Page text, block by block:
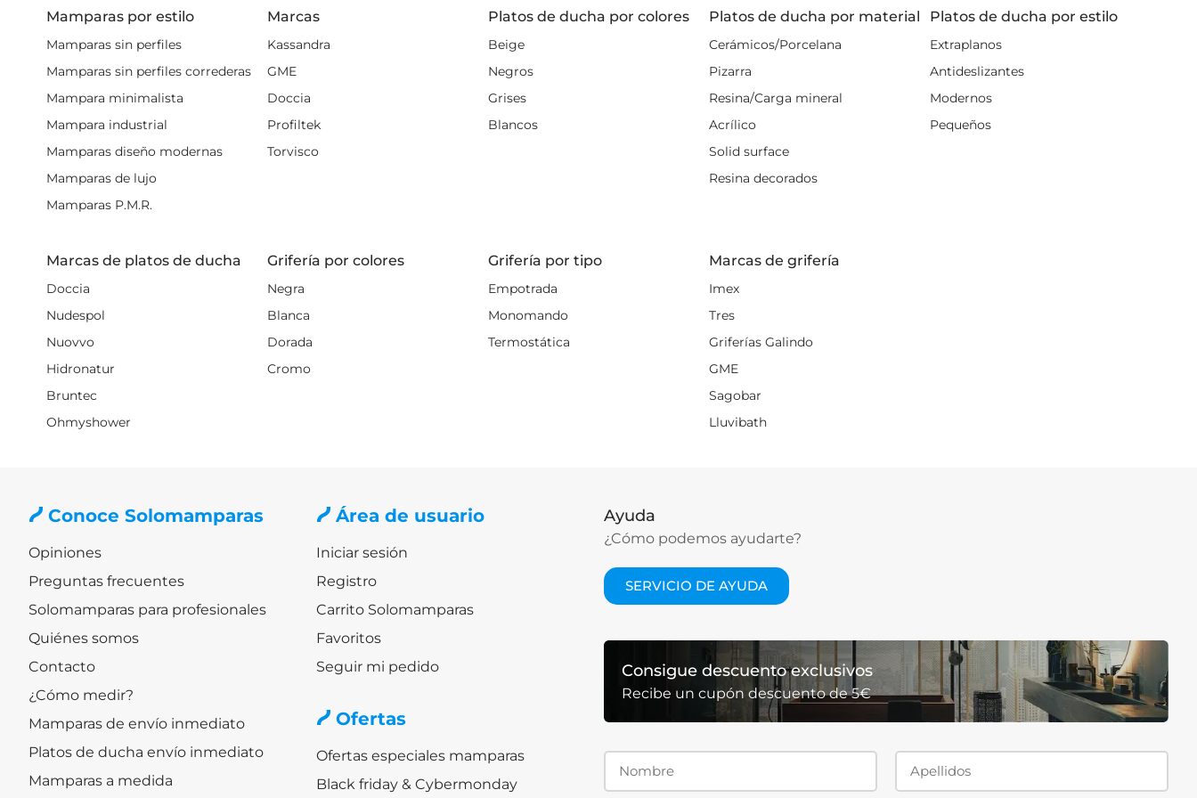
¿Quieres hacerte con una? Revisa el catálogo, elige la que mejor encaja con tu cuarto de baño y haz tu pedido
para el proceso, ¡también tenemos un servicio postventa excelente!
Mamparas por estilo
Mamparas sin perfiles
Mamparas sin perfiles correderas
Mampara minimalista
Mampara industrial
Mamparas diseño modernas
Mamparas de lujo
Mamparas P.M.R.
Marcas
Kassandra
GME
Doccia
Profiltek
Torvisco
Platos de ducha por colores
Beige
Negros
Grises
Blancos
Platos de ducha por material
Cerámicos/Porcelana
Pizarra
Resina/Carga mineral
Acrílico
Solid surface
Resina decorados
Platos de ducha por estilo
Extraplanos
Antideslizantes
Modernos
Pequeños
Marcas de platos de ducha
Doccia
Nudespol
Nuovvo
Hidronatur
Bruntec
Ohmyshower
Grifería por colores
Negra
Blanca
Dorada
Cromo
Grifería por tipo
Empotrada
Monomando
Termostática
Marcas de grifería
Imex
Tres
Griferías Galindo
GME
Sagobar
Lluvibath
Conoce Solomamparas
Opiniones
Preguntas frecuentes
Solomamparas para profesionales
Quiénes somos
Contacto
¿Cómo medir?
Mamparas de envío inmediato
Platos de ducha envío inmediato
Mamparas a medida
Área de usuario
Iniciar sesión
Registro
Carrito Solomamparas
Favoritos
Seguir mi pedido
Ofertas
Ofertas especiales mamparas
Black friday & Cybermonday
Ayuda
¿Cómo podemos ayudarte?
SERVICIO DE AYUDA
Consigue descuento exclusivos
Recibe un cupón descuento de 5€